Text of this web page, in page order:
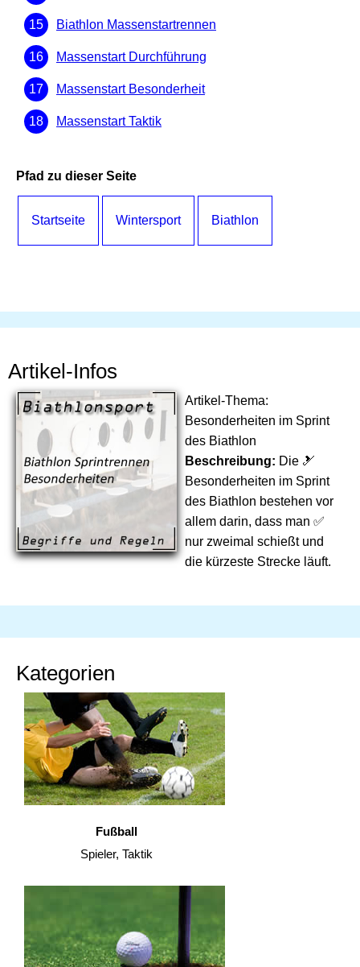
Biathlon Massenstartrennen
Massenstart Durchführung
Massenstart Besonderheit
Massenstart Taktik
Pfad zu dieser Seite
Startseite Wintersport Biathlon
Artikel-Infos
Artikel-Thema:
Besonderheiten im Sprint
des Biathlon
Beschreibung: Die 🎿
Besonderheiten im Sprint
des Biathlon bestehen vor
allem darin, dass man ✅
nur zweimal schießt und
die kürzeste Strecke läuft.
Kategorien
Fußball
Spieler, Taktik